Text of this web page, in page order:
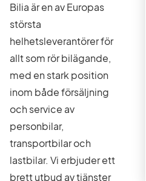
Bilia är en av Europas
största
helhetsleverantörer för
allt som rör bilägande,
med en stark position
inom både försäljning
och service av
personbilar,
transportbilar och
lastbilar. Vi erbjuder ett
brett utbud av tjänster